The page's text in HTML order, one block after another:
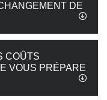
DE
COÛTS
VOUS PRÉPARE